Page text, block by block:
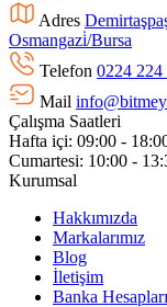
Adres
Osmangazi̇/Bursa
Telefon 0224 224
Mail
Çalışma Saatleri
Hafta içi: 09:00 -
Cumartesi: 10:00 -
Kurumsal
Hakkımızda
Markalarımız
Blog
İletişim
Banka